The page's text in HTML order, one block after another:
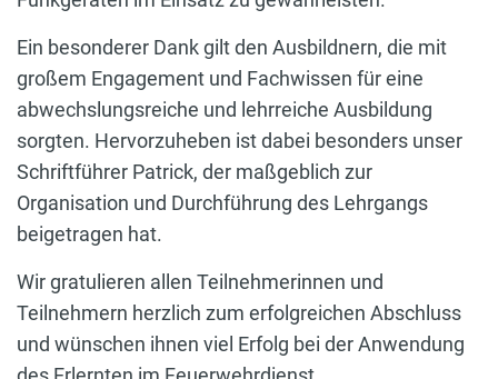
Ein besonderer Dank gilt den Ausbildnern, die mit
großem Engagement und Fachwissen für eine
abwechslungsreiche und lehrreiche Ausbildung
sorgten. Hervorzuheben ist dabei besonders unser
Schriftführer Patrick, der maßgeblich zur
Organisation und Durchführung des Lehrgangs
beigetragen hat.
Wir gratulieren allen Teilnehmerinnen und
Teilnehmern herzlich zum erfolgreichen Abschluss
und wünschen ihnen viel Erfolg bei der Anwendung